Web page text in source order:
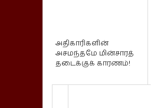
அதிகாரிகளின்
அசமந்தமே மின்சாரத்
தடைக்குக் காரணம்!